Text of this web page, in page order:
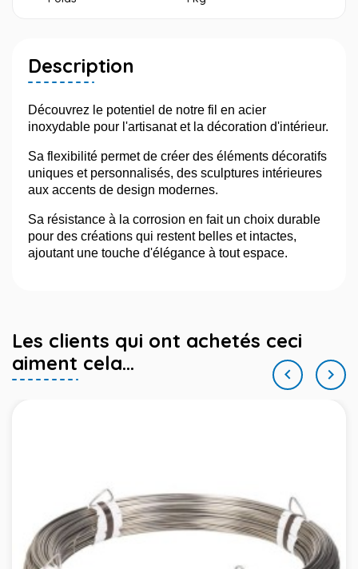
Description
Découvrez le potentiel de notre fil en acier
inoxydable pour l'artisanat et la décoration d'intérieur.
Sa flexibilité permet de créer des éléments décoratifs
uniques et personnalisés, des sculptures intérieures
aux accents de design modernes.
Sa résistance à la corrosion en fait un choix durable
pour des créations qui restent belles et intactes,
ajoutant une touche d'élégance à tout espace.
Les clients qui ont achetés ceci
aiment cela...
 